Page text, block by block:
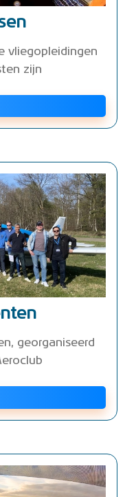
vliegopleidingen
zijn
georganiseerd